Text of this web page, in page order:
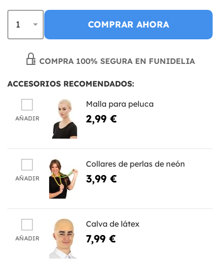
COMPRAR AHORA
COMPRA 100% SEGURA EN FUNIDELIA
ACCESORIOS RECOMENDADOS:
AÑADIR
Malla para peluca
2,99 €
AÑADIR
Collares de perlas de neón
3,99 €
AÑADIR
Calva de látex
7,99 €